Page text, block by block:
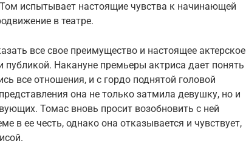
испытывает настоящие чувства к начинающей
в театре.
все свое преимущество и настоящее актерское
Накануне премьеры актриса дает понять
все отношения, и с гордо поднятой головой
она не только затмила девушку, но и
Томас вновь просит возобновить с ней
в ее честь, однако она отказывается и чувствует,